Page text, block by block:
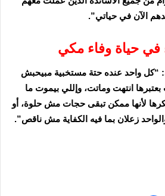
الآن في حياتي”.
في حياة وفاء مكي
“كل واحد عنده حتة مستخبية مبيحبش
انتهت وماتت، وإللي بيموت ما
لأنها ممكن تبقى حجات مش حلوة، أو
زعلان بما فيه الكفاية مش ناقص”.